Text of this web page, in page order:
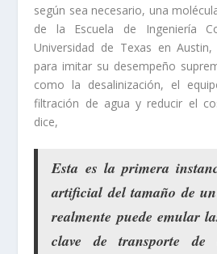
según sea necesario, una
de la Escuela de Ingeniería
Universidad de Texas en
para imitar su desempeño
como la desalinización, el
filtración de agua y reducir el
dice,
Esta es la primera
artificial del tamaño de
realmente puede emular
clave de transporte de